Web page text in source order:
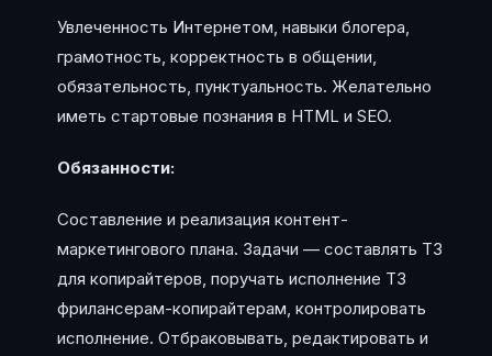
Увлеченность Интернетом, навыки блогера,
грамотность, корректность в общении,
обязательность, пунктуальность. Желательно
иметь стартовые познания в HTML и SEO.
Обязанности:
Составление и реализация контент-
маркетингового плана. Задачи — составлять ТЗ
для копирайтеров, поручать исполнение ТЗ
фрилансерам-копирайтерам, контролировать
исполнение. Отбраковывать, редактировать и